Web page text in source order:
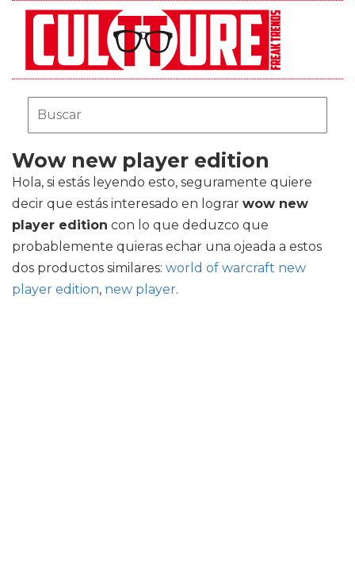
Wow new player edition
Hola, si estás leyendo esto, seguramente quiere
decir que estás interesado en lograr wow new
player edition con lo que deduzco que
probablemente quieras echar una ojeada a estos
dos productos similares: world of warcraft new
player edition, new player.